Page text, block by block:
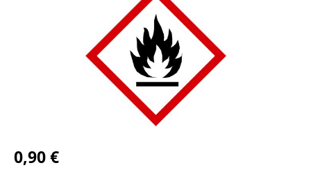
0,90 €